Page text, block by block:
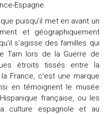
Espagne.
puisqu’il met en avant un
et géographiquement
s’agisse des familles qui
Tarn lors de la Guerre de
étroits tissés entre la
France, c’est une marque
en témoignent le musée
française, ou les
culture espagnole et au